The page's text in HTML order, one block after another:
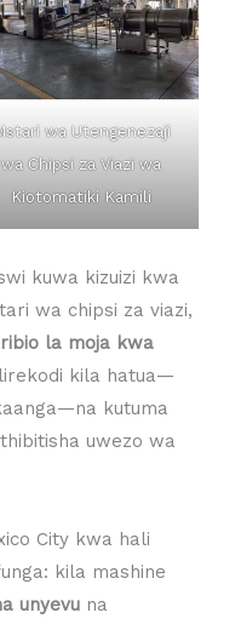
wa Utengenezaji
wa Chipsi za Viazi wa
Kiotomatiki Kamili
kuwa kizuizi kwa
wa chipsi za viazi,
la moja kwa
kila hatua—
kutuma
uwezo wa
City kwa hali
kila mashine
unyevu na